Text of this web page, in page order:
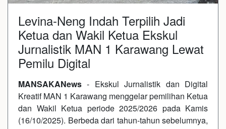
Levina-Neng Indah Terpilih Jadi
Ketua dan Wakil Ketua Ekskul
Jurnalistik MAN 1 Karawang Lewat
Pemilu Digital
MANSAKANews - Ekskul Jurnalistik dan Digital
Kreatif MAN 1 Karawang menggelar pemilihan Ketua
dan Wakil Ketua periode 2025/2026 pada Kamis
(16/10/2025). Berbeda dari tahun-tahun sebelumnya,